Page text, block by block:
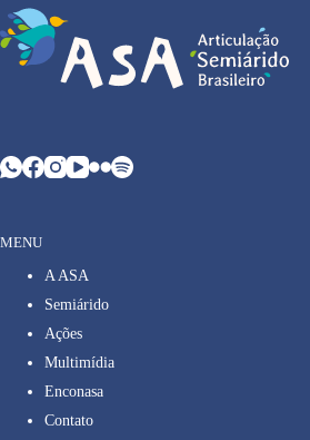
MENU
A ASA
Semiárido
Ações
Multimídia
Enconasa
Contato